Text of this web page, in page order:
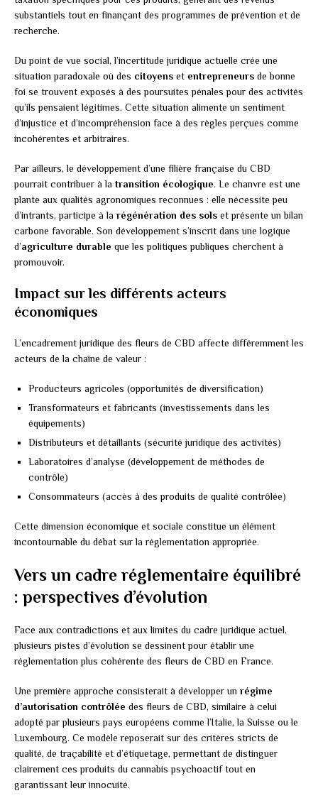
substantiels tout en finançant des programmes de prévention et de
recherche.
Du point de vue social, l’incertitude juridique actuelle crée une
situation paradoxale où des citoyens et entrepreneurs de bonne
foi se trouvent exposés à des poursuites pénales pour des activités
qu’ils pensaient légitimes. Cette situation alimente un sentiment
d’injustice et d’incompréhension face à des règles perçues comme
incohérentes et arbitraires.
Par ailleurs, le développement d’une filière française du CBD
pourrait contribuer à la transition écologique. Le chanvre est une
plante aux qualités agronomiques reconnues : elle nécessite peu
d’intrants, participe à la régénération des sols et présente un bilan
carbone favorable. Son développement s’inscrit dans une logique
d’agriculture durable que les politiques publiques cherchent à
promouvoir.
Impact sur les différents acteurs
économiques
L’encadrement juridique des fleurs de CBD affecte différemment les
acteurs de la chaîne de valeur :
Producteurs agricoles (opportunités de diversification)
Transformateurs et fabricants (investissements dans les
équipements)
Distributeurs et détaillants (sécurité juridique des activités)
Laboratoires d’analyse (développement de méthodes de
contrôle)
Consommateurs (accès à des produits de qualité contrôlée)
Cette dimension économique et sociale constitue un élément
incontournable du débat sur la réglementation appropriée.
Vers un cadre réglementaire équilibré
: perspectives d’évolution
Face aux contradictions et aux limites du cadre juridique actuel,
plusieurs pistes d’évolution se dessinent pour établir une
réglementation plus cohérente des fleurs de CBD en France.
Une première approche consisterait à développer un régime
d’autorisation contrôlée des fleurs de CBD, similaire à celui
adopté par plusieurs pays européens comme l’Italie, la Suisse ou le
Luxembourg. Ce modèle reposerait sur des critères stricts de
qualité, de traçabilité et d’étiquetage, permettant de distinguer
clairement ces produits du cannabis psychoactif tout en
garantissant leur innocuité.